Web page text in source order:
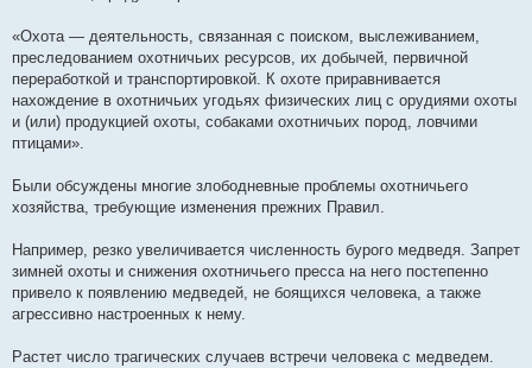
«Охота — деятельность, связанная с поиском, выслеживанием,
преследованием охотничьих ресурсов, их добычей, первичной
переработкой и транспортировкой. К охоте приравнивается
нахождение в охотничьих угодьях физических лиц с орудиями охоты
и (или) продукцией охоты, собаками охотничьих пород, ловчими
птицами».
Были обсуждены многие злободневные проблемы охотничьего
хозяйства, требующие изменения прежних Правил.
Например, резко увеличивается численность бурого медведя. Запрет
зимней охоты и снижения охотничьего пресса на него постепенно
привело к появлению медведей, не боящихся человека, а также
агрессивно настроенных к нему.
Растет число трагических случаев встречи человека с медведем.